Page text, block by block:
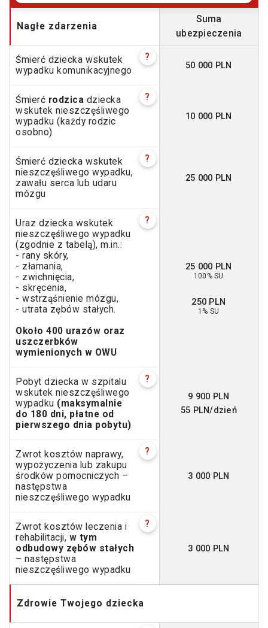
Nagłe zdarzenia
Suma
ubezpieczenia
Śmierć dziecka wskutek
wypadku komunikacyjnego
?
50 000 PLN
Śmierć rodzica dziecka
wskutek nieszczęśliwego
wypadku (każdy rodzic
osobno)
?
10 000 PLN
Śmierć dziecka wskutek
nieszczęśliwego wypadku,
zawału serca lub udaru
mózgu
?
25 000 PLN
Uraz dziecka wskutek
nieszczęśliwego wypadku
(zgodnie z tabelą), m.in.:
- rany skóry,
- złamania,
- zwichnięcia,
- skręcenia,
- wstrząśnienie mózgu,
- utrata zębów stałych.
Około 400 urazów oraz
uszczerbków
wymienionych w OWU
?
25 000 PLN
100% SU
250 PLN
1% SU
Pobyt dziecka w szpitalu
wskutek nieszczęśliwego
wypadku (maksymalnie
do 180 dni, płatne od
pierwszego dnia pobytu)
?
9 900 PLN
55 PLN/dzień
Zwrot kosztów naprawy,
wypożyczenia lub zakupu
środków pomocniczych –
następstwa
nieszczęśliwego wypadku
?
3 000 PLN
Zwrot kosztów leczenia i
rehabilitacji, w tym
odbudowy zębów stałych
– następstwa
nieszczęśliwego wypadku
?
3 000 PLN
Zdrowie Twojego dziecka